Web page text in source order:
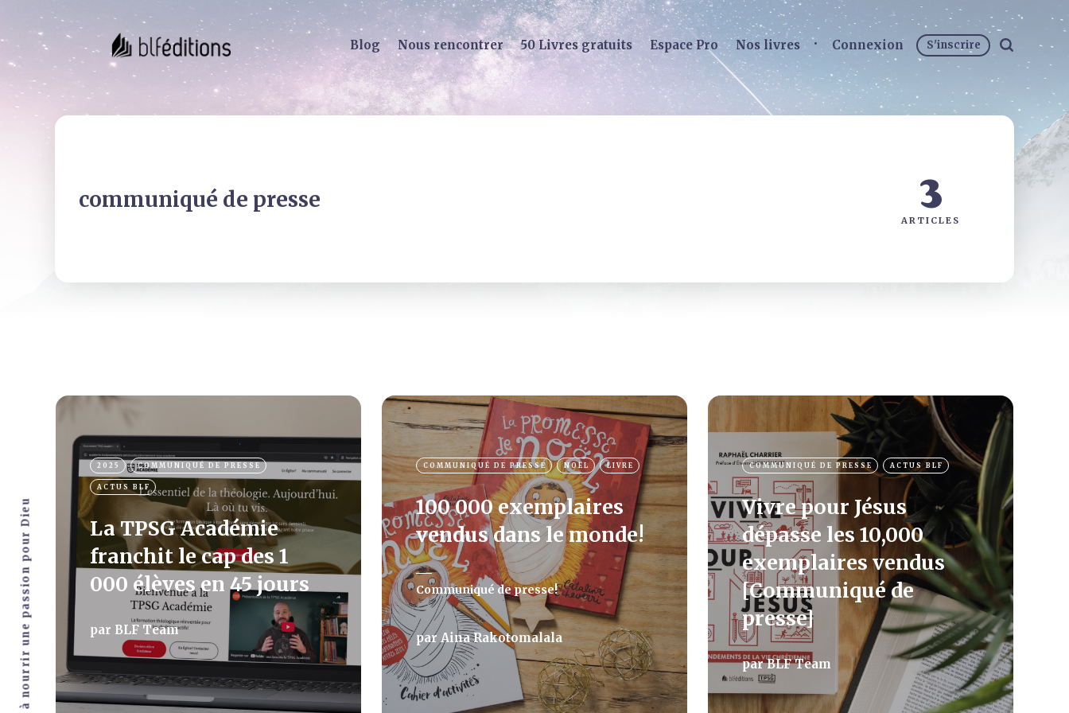
Blog Nous rencontrer 50 Livres gratuits Espace Pro Nos livres Connexion S'inscrire
communiqué de presse 3
ARTICLES
2025 COMMUNIQUÉ DE PRESSE
ACTUS BLF
La TPSG Académie
franchit le cap des 1
000 élèves en 45 jours
par BLF Team
COMMUNIQUÉ DE PRESSE NOËL LIVRE
100 000 exemplaires
vendus dans le monde!
Communiqué de presse!
parAina Rakotomalala
COMMUNIQUÉ DE PRESSE ACTUS BLF
Vivre pour Jésus
dépasse les 10,000
exemplaires vendus
[Communiqué de
presse]
parBLF Team
Vous aider à nourrir une passion pour Dieu